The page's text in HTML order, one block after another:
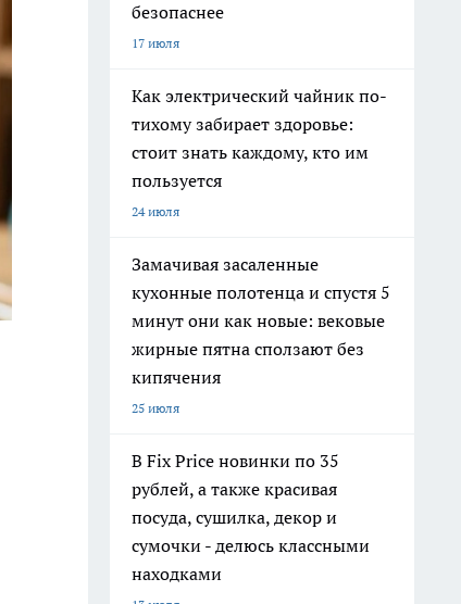
безопаснее
17 июля
Как электрический чайник по-
тихому забирает здоровье:
стоит знать каждому, кто им
пользуется
24 июля
Замачивая засаленные
кухонные полотенца и спустя 5
минут они как новые: вековые
жирные пятна сползают без
кипячения
25 июля
В Fix Price новинки по 35
рублей, а также красивая
посуда, сушилка, декор и
сумочки - делюсь классными
находками